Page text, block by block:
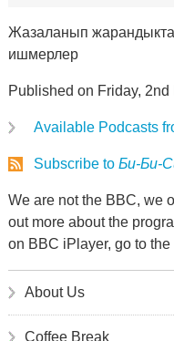
Жазаланып
ишмерлер
Published on Friday,
Available Podcasts
Subscribe to Би-Би-
We are not the BBC, we
out more about the
on BBC iPlayer, go to the
About Us
Coffee Break